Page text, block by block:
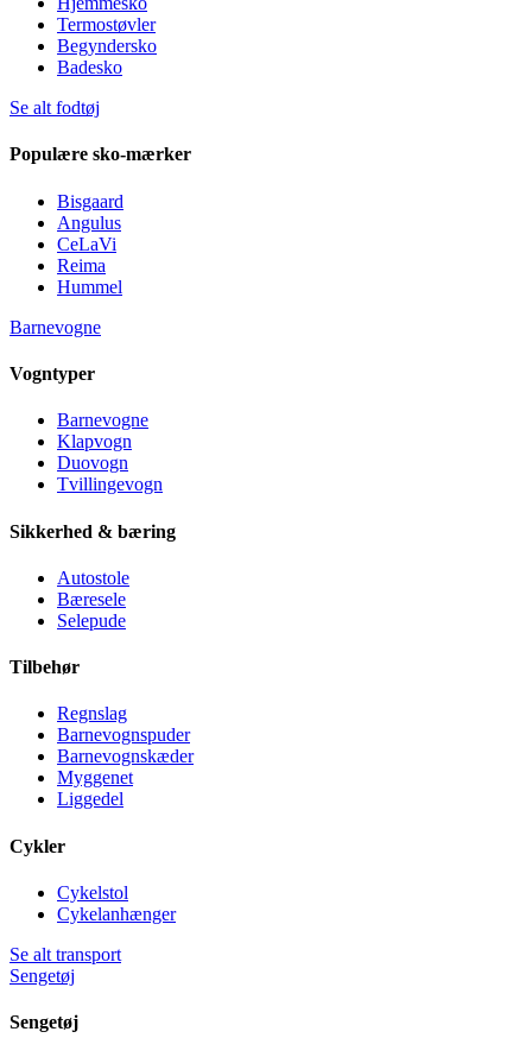
Termostøvler
Begyndersko
Badesko
Se alt fodtøj
Populære sko-mærker
Bisgaard
Angulus
CeLaVi
Reima
Hummel
Barnevogne
Vogntyper
Barnevogne
Klapvogn
Duovogn
Tvillingevogn
Sikkerhed & bæring
Autostole
Bæresele
Selepude
Tilbehør
Regnslag
Barnevognspuder
Barnevognskæder
Myggenet
Liggedel
Cykler
Cykelstol
Cykelanhænger
Se alt transport
Sengetøj
Sengetøj